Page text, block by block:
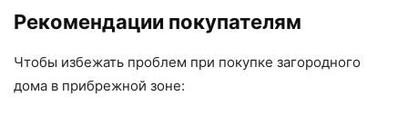
Рекомендации покупателям
Чтобы избежать проблем при покупке загородного
дома в прибрежной зоне: